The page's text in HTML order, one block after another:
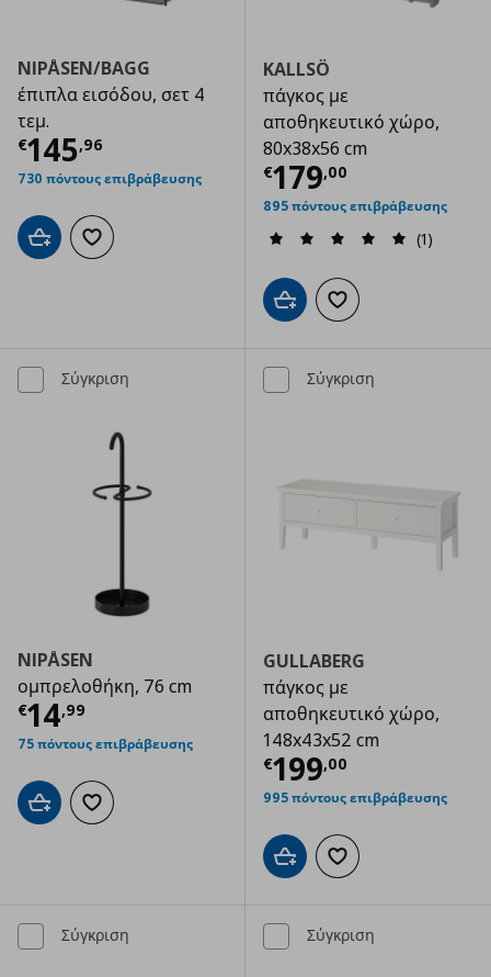
NIPÅSEN/BAGG
έπιπλα εισόδου, σετ 4
τεμ.
€145,96
Τρέχουσα τιμή € 145,96
730 πόντους επιβράβευσης
Προσθήκη στο καλάθι
Προσθήκη στα αγαπημένα
KALLSÖ
πάγκος με
αποθηκευτικό χώρο,
80x38x56 cm
€179,00
Τρέχουσα
895 πόντους επιβράβευσης
(1)
Προσθήκη στο καλάθι
Προσθήκη στα
Σύγκριση
NIPÅSEN
ομπρελοθήκη, 76 cm
€14,99
Τρέχουσα τιμή € 14,99
75 πόντους επιβράβευσης
Προσθήκη στο καλάθι
Προσθήκη στα αγαπημένα
Σύγκριση
GULLABERG
πάγκος με
αποθηκευτικό χώρο,
148x43x52 cm
€199,00
Τρέχουσα
995 πόντους επιβράβευσης
Προσθήκη στο καλάθι
Προσθήκη στα
Σύγκριση Σύγκριση